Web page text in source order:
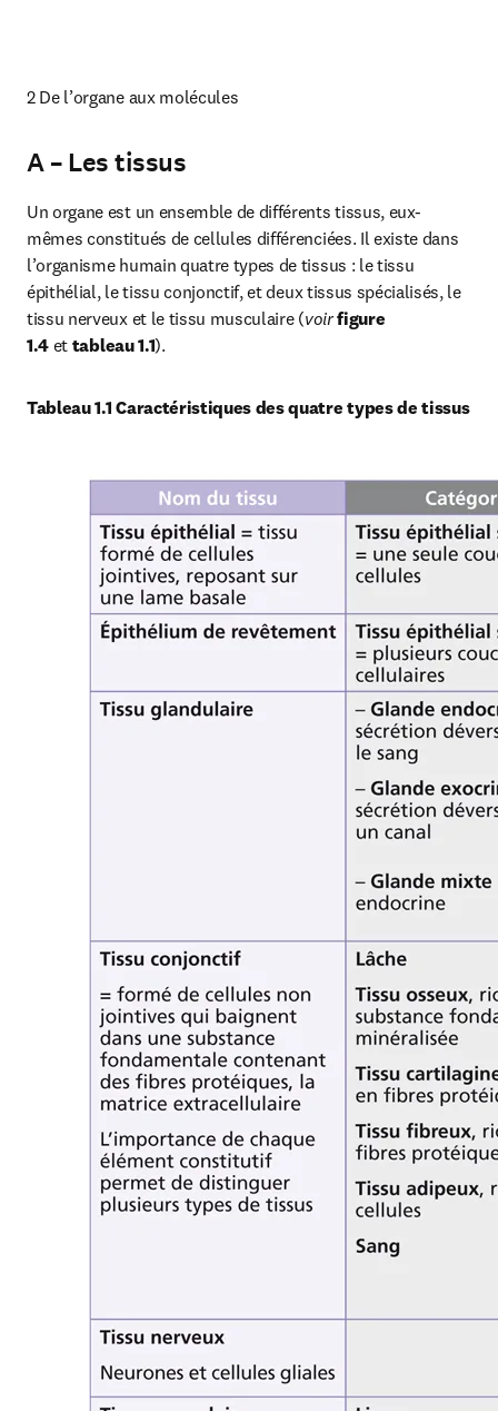
2 De l’organe aux molécules
A – Les tissus
Un organe est un ensemble de différents tissus, eux-
mêmes constitués de cellules différenciées. Il existe dans
l’organisme humain quatre types de tissus : le tissu
épithélial, le tissu conjonctif, et deux tissus spécialisés, le
tissu nerveux et le tissu musculaire (voirfigure
1.4 et tableau 1.1).
Tableau 1.1 Caractéristiques des quatre types de tissus